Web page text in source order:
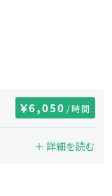
6,050 /時間
＋ 詳細を読む